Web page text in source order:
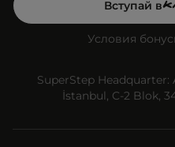
Вступай в
Условия
SuperStep Headquarter:
İstanbul, C-2 Blok,